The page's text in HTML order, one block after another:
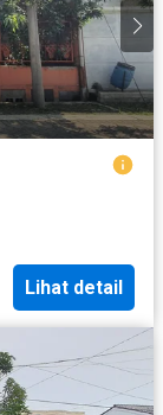
Lihat detail